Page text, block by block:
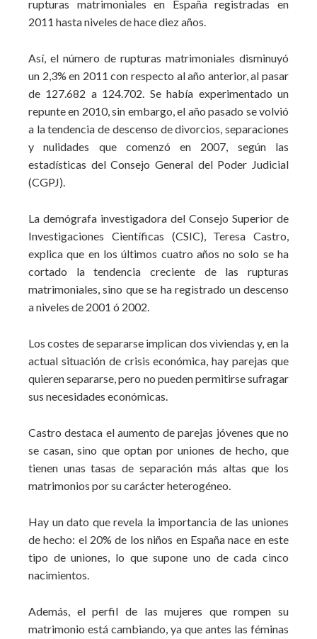
rupturas matrimoniales en España registradas en
2011 hasta niveles de hace diez años.
Así, el número de rupturas matrimoniales disminuyó
un 2,3% en 2011 con respecto al año anterior, al pasar
de 127.682 a 124.702. Se había experimentado un
repunte en 2010, sin embargo, el año pasado se volvió
a la tendencia de descenso de divorcios, separaciones
y nulidades que comenzó en 2007, según las
estadísticas del Consejo General del Poder Judicial
(CGPJ).
La demógrafa investigadora del Consejo Superior de
Investigaciones Científicas (CSIC), Teresa Castro,
explica que en los últimos cuatro años no solo se ha
cortado la tendencia creciente de las rupturas
matrimoniales, sino que se ha registrado un descenso
a niveles de 2001 ó 2002.
Los costes de separarse implican dos viviendas y, en la
actual situación de crisis económica, hay parejas que
quieren separarse, pero no pueden permitirse sufragar
sus necesidades económicas.
Castro destaca el aumento de parejas jóvenes que no
se casan, sino que optan por uniones de hecho, que
tienen unas tasas de separación más altas que los
matrimonios por su carácter heterogéneo.
Hay un dato que revela la importancia de las uniones
de hecho: el 20% de los niños en España nace en este
tipo de uniones, lo que supone uno de cada cinco
nacimientos.
Además, el perfil de las mujeres que rompen su
matrimonio está cambiando, ya que antes las féminas